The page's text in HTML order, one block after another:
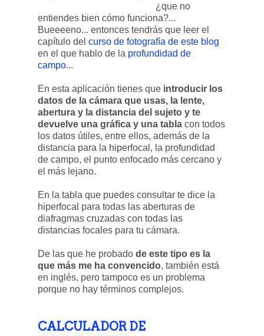
¿que no
entiendes bien cómo funciona?...
Bueeeeno... entonces tendrás que leer el
capítulo del curso de fotografía de este blog
en el que hablo de la profundidad de
campo...
En esta aplicación tienes que introducir los
datos de la cámara que usas, la lente,
abertura y la distancia del sujeto y te
devuelve una gráfica y una tabla con todos
los datos útiles, entre ellos, además de la
distancia para la hiperfocal, la profundidad
de campo, el punto enfocado más cercano y
el más lejano.
En la tabla que puedes consultar te dice la
hiperfocal para todas las aberturas de
diafragmas cruzadas con todas las
distancias focales para tu cámara.
De las que he probado de este tipo es la
que más me ha convencido, también está
en inglés, pero tampoco es un problema
porque no hay términos complejos.
CALCULADOR DE